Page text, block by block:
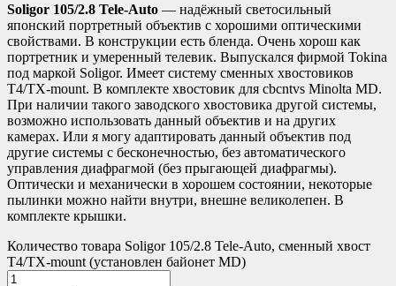
Soligor 105/2.8 Tele-Auto — надёжный светосильный
японский портретный объектив с хорошими оптическими
свойствами. В конструкции есть бленда. Очень хорош как
портретник и умеренный телевик. Выпускался фирмой Tokina
под маркой Soligor. Имеет систему сменных хвостовиков
T4/TX-mount. В комплекте хвостовик для cbcntvs Minolta MD.
При наличии такого заводского хвостовика другой системы,
возможно использовать данный объектив и на других
камерах. Или я могу адаптировать данный объектив под
другие системы с бесконечностью, без автоматического
управления диафрагмой (без прыгающей диафрагмы).
Оптически и механически в хорошем состоянии, некоторые
пылинки можно найти внутри, внешне великолепен. В
комплекте крышки.
Количество товара Soligor 105/2.8 Tele-Auto, сменный хвост
T4/TX-mount (установлен байонет MD)